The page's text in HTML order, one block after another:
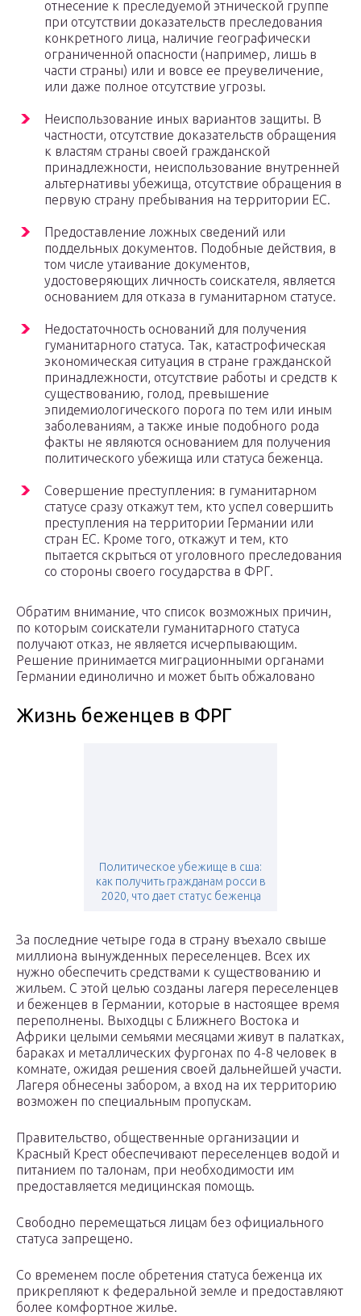
отнесение к преследуемой этнической группе
при отсутствии доказательств преследования
конкретного лица, наличие географически
ограниченной опасности (например, лишь в
части страны) или и вовсе ее преувеличение,
или даже полное отсутствие угрозы.
Неиспользование иных вариантов защиты. В
частности, отсутствие доказательств обращения
к властям страны своей гражданской
принадлежности, неиспользование внутренней
альтернативы убежища, отсутствие обращения в
первую страну пребывания на территории ЕС.
Предоставление ложных сведений или
поддельных документов. Подобные действия, в
том числе утаивание документов,
удостоверяющих личность соискателя, является
основанием для отказа в гуманитарном статусе.
Недостаточность оснований для получения
гуманитарного статуса. Так, катастрофическая
экономическая ситуация в стране гражданской
принадлежности, отсутствие работы и средств к
существованию, голод, превышение
эпидемиологического порога по тем или иным
заболеваниям, а также иные подобного рода
факты не являются основанием для получения
политического убежища или статуса беженца.
Совершение преступления: в гуманитарном
статусе сразу откажут тем, кто успел совершить
преступления на территории Германии или
стран ЕС. Кроме того, откажут и тем, кто
пытается скрыться от уголовного преследования
со стороны своего государства в ФРГ.
Обратим внимание, что список возможных причин,
по которым соискатели гуманитарного статуса
получают отказ, не является исчерпывающим.
Решение принимается миграционными органами
Германии единолично и может быть обжаловано
Жизнь беженцев в ФРГ
Политическое убежище в сша:
как получить гражданам росси в
2020, что дает статус беженца
За последние четыре года в страну въехало свыше
миллиона вынужденных переселенцев. Всех их
нужно обеспечить средствами к существованию и
жильем. С этой целью созданы лагеря переселенцев
и беженцев в Германии, которые в настоящее время
переполнены. Выходцы с Ближнего Востока и
Африки целыми семьями месяцами живут в палатках,
бараках и металлических фургонах по 4-8 человек в
комнате, ожидая решения своей дальнейшей участи.
Лагеря обнесены забором, а вход на их территорию
возможен по специальным пропускам.
Правительство, общественные организации и
Красный Крест обеспечивают переселенцев водой и
питанием по талонам, при необходимости им
предоставляется медицинская помощь.
Свободно перемещаться лицам без официального
статуса запрещено.
Со временем после обретения статуса беженца их
прикрепляют к федеральной земле и предоставляют
более комфортное жилье.